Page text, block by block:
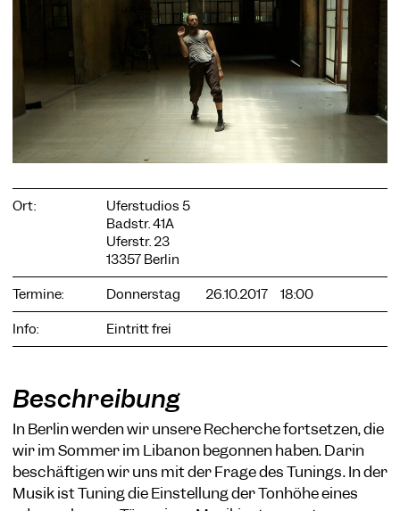
Ort:
Uferstudios 5
Badstr. 41A
Uferstr. 23
13357 Berlin
Termine:
Donnerstag 26.10.2017
18:00
Info:
Eintritt frei
Beschreibung
In Berlin werden wir unsere Recherche fortsetzen, die
wir im Sommer im Libanon begonnen haben. Darin
beschäftigen wir uns mit der Frage des Tunings. In der
Musik ist Tuning die Einstellung der Tonhöhe eines
COOKIE-EINSTELLUNGEN
Wir verwenden Cookies und Inhalte externer Anbieter auf
unserer Website. Notwendige Cookies sind essenziell, damit
die Website weiterzuentwickeln. Sie können Ihre Einwilligung
jederzeit widerrufen. Bitte besuchen Sie unsere
können Sie auswählen, welche Technologien Sie zulassen
möchten.
Externe Medien
Statistiken
Nur notwendige Alle akzeptieren Speichern